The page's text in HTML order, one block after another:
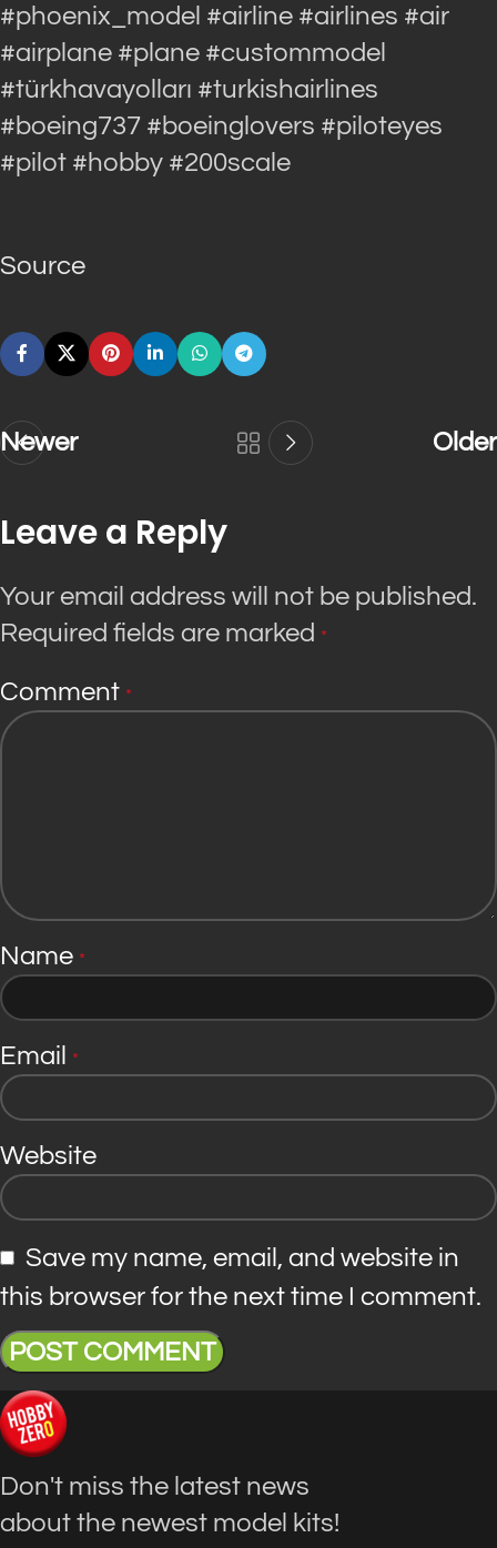
#phoenix_model #airline #airlines #air
#airplane #plane #custommodel
#türkhavayolları #turkishairlines
#boeing737 #boeinglovers #piloteyes
#pilot #hobby #200scale
Source
Newer Older
Leave a Reply
Your email address will not be published.
Required fields are marked *
Comment *
Name *
Email *
Website
Save my name, email, and website in
this browser for the next time I comment.
Don't miss the latest news
about the newest model kits!